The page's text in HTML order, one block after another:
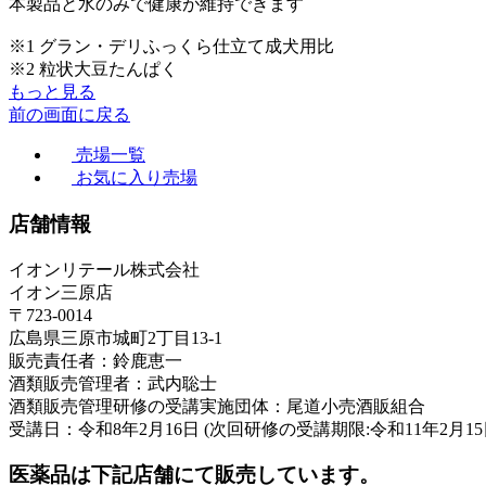
本製品と水のみで健康が維持できます
※1 グラン・デリふっくら仕立て成犬用比
※2 粒状大豆たんぱく
もっと見る
前の画面に戻る
売場一覧
お気に入り売場
店舗情報
イオンリテール株式会社
イオン三原店
〒723-0014
広島県三原市城町2丁目13-1
販売責任者：鈴鹿恵一
酒類販売管理者：武内聡士
酒類販売管理研修の受講実施団体：尾道小売酒販組合
受講日：令和8年2月16日 (次回研修の受講期限:令和11年2月
医薬品は下記店舗にて販売しています。